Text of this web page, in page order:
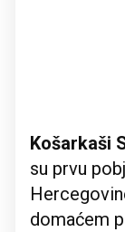
Košarkaši
su prvu
domaćem